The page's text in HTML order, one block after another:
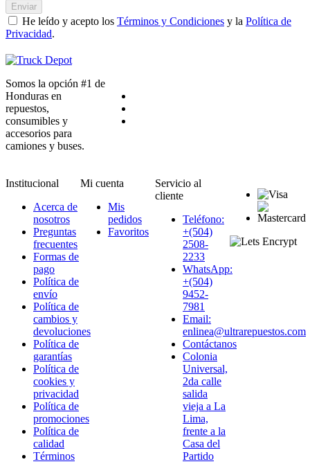
Enviar
He leído y acepto los Términos y Condiciones y la Política de
Privacidad.
Somos la opción #1 de
Honduras en
repuestos,
consumibles y
accesorios para
camiones y buses.
Institucional
Acerca de
nosotros
Preguntas
frecuentes
Formas de
pago
Política de
envío
Política de
cambios y
devoluciones
Política de
garantías
Política de
cookies y
privacidad
Política de
promociones
Política de
calidad
Términos
Mi cuenta
Mis
pedidos
Favoritos
Servicio al
cliente
Teléfono:
+(504)
2508-
2233
WhatsApp:
+(504)
9452-
7981
Email:
enlinea@ultrarepuestos.com
Contáctanos
Colonia
Universal,
2da calle
salida
vieja a La
Lima,
frente a la
Casa del
Partido